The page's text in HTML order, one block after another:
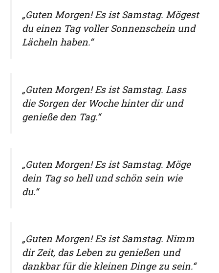
„Guten Morgen! Es ist Samstag. Mögest
du einen Tag voller Sonnenschein und
Lächeln haben.“
„Guten Morgen! Es ist Samstag. Lass
die Sorgen der Woche hinter dir und
genieße den Tag.“
„Guten Morgen! Es ist Samstag. Möge
dein Tag so hell und schön sein wie
du.“
„Guten Morgen! Es ist Samstag. Nimm
dir Zeit, das Leben zu genießen und
dankbar für die kleinen Dinge zu sein.“